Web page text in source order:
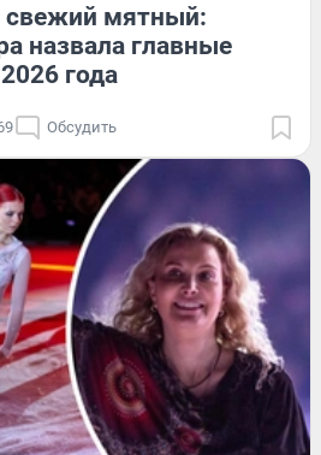
свежий мятный:
назвала главные
года
Обсудить